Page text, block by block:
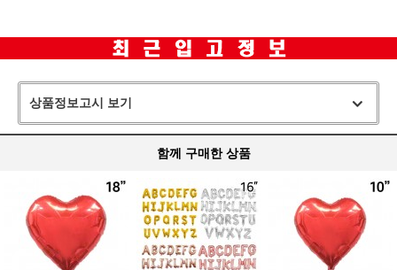
상품정보고시 보기
함께 구매한 상품